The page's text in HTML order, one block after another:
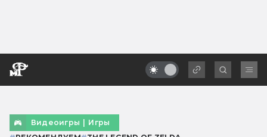
Видеоигры | Игры